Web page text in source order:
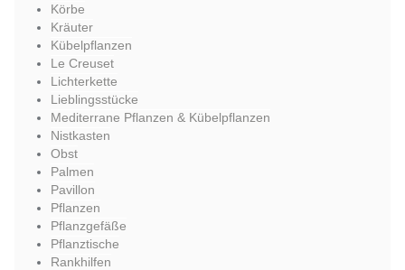
Körbe
Kräuter
Kübelpflanzen
Le Creuset
Lichterkette
Lieblingsstücke
Mediterrane Pflanzen & Kübelpflanzen
Nistkasten
Obst
Palmen
Pavillon
Pflanzen
Pflanzgefäße
Pflanztische
Rankhilfen